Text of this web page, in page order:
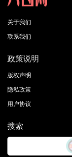
关于我们
联系我们
政策说明
版权声明
隐私政策
用户协议
搜索